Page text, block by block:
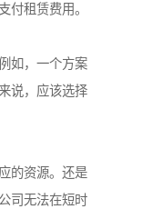
付租赁费用。
如，一个方案
说，应该选择
的资源。还是
司无法在短时